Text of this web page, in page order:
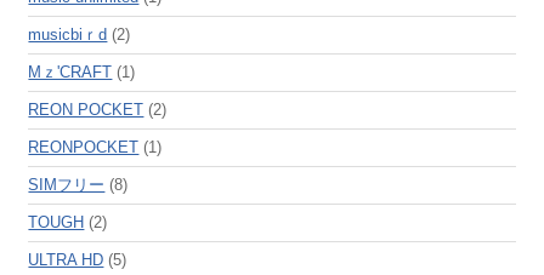
musicbiｒd (2)
Mｚ'CRAFT (1)
REON POCKET (2)
REONPOCKET (1)
SIMフリー (8)
TOUGH (2)
ULTRA HD (5)